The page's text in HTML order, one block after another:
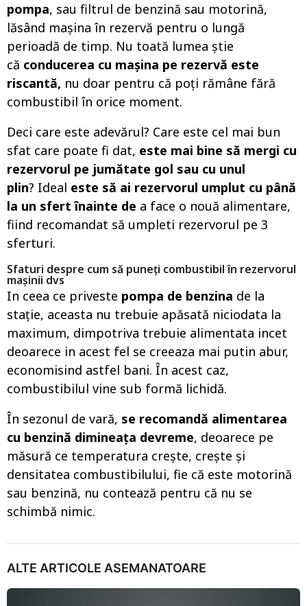
pompa, sau filtrul de benzină sau motorină,
lăsând mașina în rezervă pentru o lungă
perioadă de timp. Nu toată lumea știe
că conducerea cu mașina pe rezervă este
riscantă, nu doar pentru că poți rămâne fără
combustibil în orice moment.
Deci care este adevărul? Care este cel mai bun
sfat care poate fi dat, este mai bine să mergi cu
rezervorul pe jumătate gol sau cu unul
plin? Ideal este să ai rezervorul umplut cu până
la un sfert înainte de a face o nouă alimentare,
fiind recomandat să umpleti rezervorul pe 3
sferturi.
Sfaturi despre cum să puneți combustibil în rezervorul
mașinii dvs
In ceea ce priveste pompa de benzina de la
stație, aceasta nu trebuie apăsată niciodata la
maximum, dimpotriva trebuie alimentata incet
deoarece in acest fel se creeaza mai putin abur,
economisind astfel bani. În acest caz,
combustibilul vine sub formă lichidă.
În sezonul de vară, se recomandă alimentarea
cu benzină dimineața devreme, deoarece pe
măsură ce temperatura crește, crește și
densitatea combustibilului, fie că este motorină
sau benzină, nu contează pentru că nu se
schimbă nimic.
ALTE ARTICOLE ASEMANATOARE